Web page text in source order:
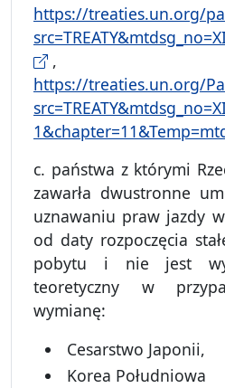
https://treaties.un.org/
,
https://treaties.un.org/
c. państwa z którymi
zawarła dwustronne
uznawaniu praw jazdy
od daty rozpoczęcia
pobytu i nie jest
teoretyczny w
wymianę:
Cesarstwo Japonii,
Korea Południowa